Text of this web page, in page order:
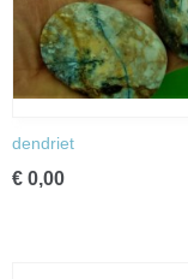
dendriet
€ 0,00